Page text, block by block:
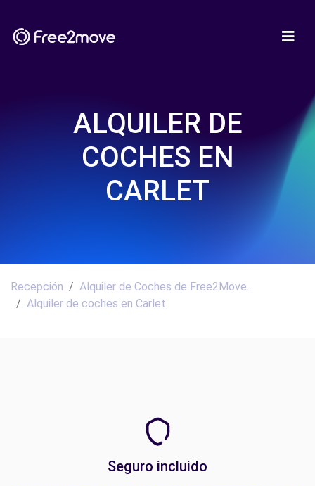
ALQUILER DE
COCHES EN
CARLET
Recepción
Alquiler de Coches de Free2Move...
Alquiler de coches en Carlet
Seguro incluido